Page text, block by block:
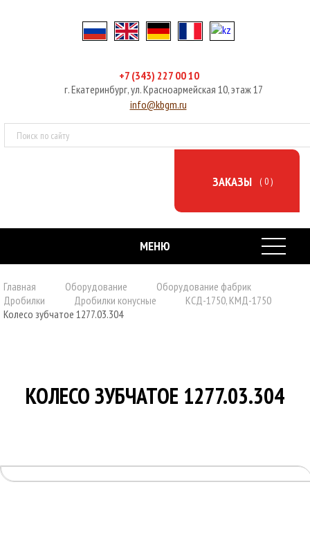
+7 (343) 227 00 10
г. Екатеринбург, ул. Красноармейская 10, этаж 17
info@kbgm.ru
ЗАКАЗЫ ( 0 )
МЕНЮ
ОБОРУДОВАНИЕ
КОНТАКТЫ
Главная Оборудование
Оборудование фабрик
Дробилки
Дробилки конусные
КСД-1750, КМД-1750
Колесо зубчатое 1277.03.304
КОЛЕСО ЗУБЧАТОЕ 1277.03.304